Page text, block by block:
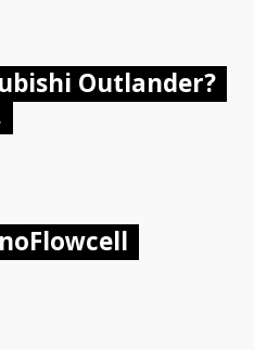
Outlander?